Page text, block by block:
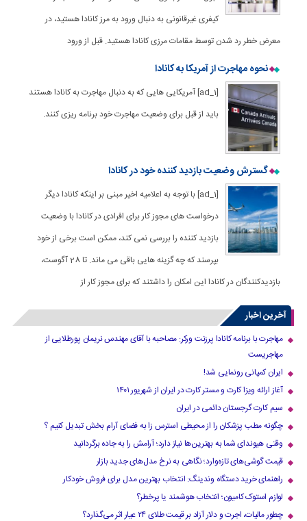
کیفری غیرقانونی به دنبال ورود به مرز کانادا هستید، در
معرض خطر رد شدن توسط مقامات مرزی کانادا هستید. قبل از ورود
نحوه مهاجرت از آمریکا به کانادا
[ad_1] آمریکایی هایی که به دنبال مهاجرت به کانادا هستند
باید از قبل برای وضعیت مهاجرت خود برنامه ریزی کنند.
گسترش وضعیت بازدید کننده خود در کانادا
[ad_1] با توجه به اعلامیه اخیر مبنی بر اینکه کانادا دیگر
درخواست های مجوز کار برای افرادی در کانادا با وضعیت
بازدید کننده را بررسی نمی کند، ممکن است برخی از خود
بپرسند که چه گزینه هایی باقی می ماند. تا 28 آگوست،
بازدیدکنندگان در کانادا این امکان را داشتند که برای مجوز کار از
آخرین اخبار
مهاجرت با برنامه کانادا پرزنت ورکر: مصاحبه با آقای مهندس نریمان پورطلایی از
مهاجریست
ایران کمپانی رونمایی شد!
آغاز ارائه ویزا کارت و مستر کارت در ایران از شهریور ۱۴۰۱
سیم کارت گرجستان دائمی در ایران
چگونه مطب پزشکان را از محیطی استرس زا به فضای آرام بخش تبدیل کنیم ؟
وقتی هیوندای شما به بهترین‌ها نیاز دارد؛ آرامش را به جاده برگردانید
قیمت گوشی‌های تازه‌وارد؛ نگاهی به نرخ مدل‌های جدید بازار
راهنمای خرید دستگاه وندینگ: انتخاب بهترین مدل برای فروش خودکار
لوازم استوک کامیون؛ انتخاب هوشمند یا پرخطر؟
چطور مالیات، اجرت و دلار آزاد بر قیمت طلای ۲۴ عیار اثر می‌گذارد؟